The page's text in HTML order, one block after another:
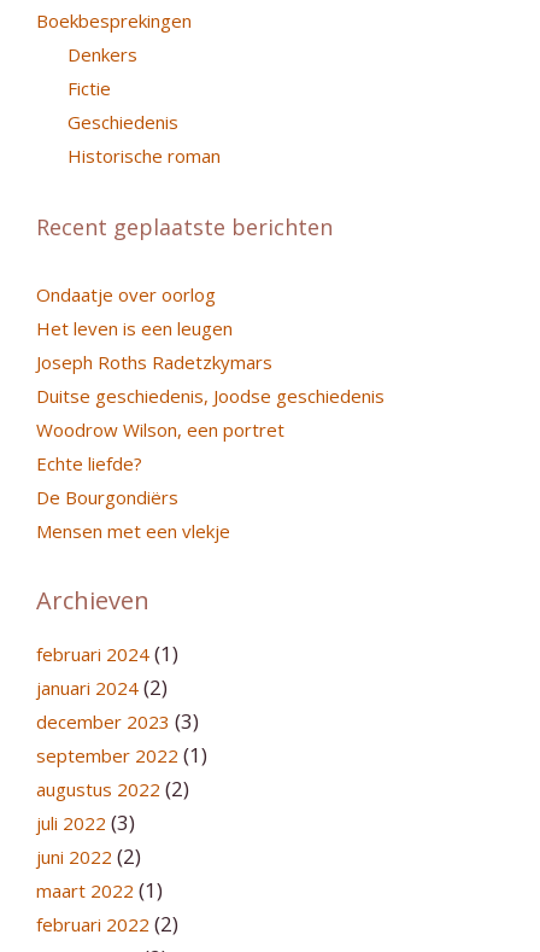
Boekbesprekingen
Denkers
Fictie
Geschiedenis
Historische roman
Recent geplaatste berichten
Ondaatje over oorlog
Het leven is een leugen
Joseph Roths Radetzkymars
Duitse geschiedenis, Joodse geschiedenis
Woodrow Wilson, een portret
Echte liefde?
De Bourgondiërs
Mensen met een vlekje
Archieven
februari 2024 (1)
januari 2024 (2)
december 2023 (3)
september 2022 (1)
augustus 2022 (2)
juli 2022 (3)
juni 2022 (2)
maart 2022 (1)
februari 2022 (2)